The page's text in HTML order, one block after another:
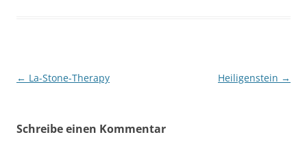
Beitragsnavigation
← La-Stone-Therapy Heiligenstein →
Schreibe einen Kommentar